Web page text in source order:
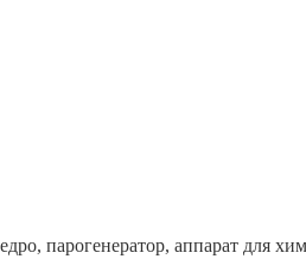
парогенератор, аппарат